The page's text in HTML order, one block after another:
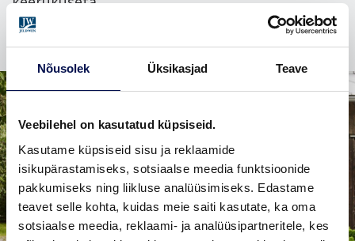
Nõusolek Üksikasjad Teave
Veebilehel on kasutatud küpsiseid.
Kasutame küpsiseid sisu ja reklaamide
isikupärastamiseks, sotsiaalse meedia funktsioonide
pakkumiseks ning liikluse analüüsimiseks. Edastame
teavet selle kohta, kuidas meie saiti kasutate, ka oma
sotsiaalse meedia, reklaami- ja analüüsipartneritele, kes